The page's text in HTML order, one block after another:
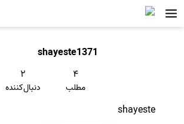
shayeste1371
۴
مطلب
۲
دنبال‌کننده
shayeste